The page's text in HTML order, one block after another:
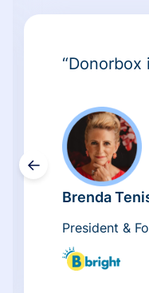
←
“Donorbox
Brenda
President &